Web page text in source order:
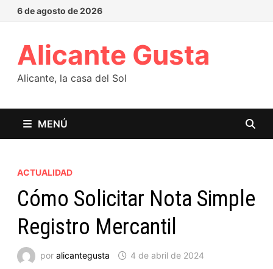
6 de agosto de 2026
Alicante Gusta
Alicante, la casa del Sol
MENÚ
ACTUALIDAD
Cómo Solicitar Nota Simple
Registro Mercantil
por alicantegusta 4 de abril de 2024